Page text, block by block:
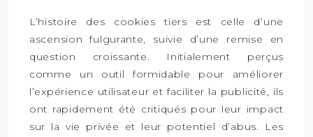
L’histoire des cookies tiers est celle d’une
ascension fulgurante, suivie d’une remise en
question croissante. Initialement perçus
comme un outil formidable pour améliorer
l’expérience utilisateur et faciliter la publicité, ils
ont rapidement été critiqués pour leur impact
sur la vie privée et leur potentiel d’abus. Les